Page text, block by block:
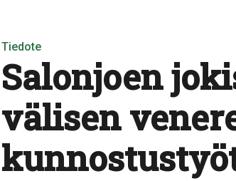
Tiedote
Salonjoen
välisen